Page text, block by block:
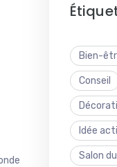
Bien-
Conseil
Idée
Salon